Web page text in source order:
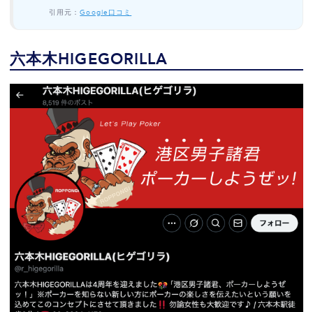
引用元：Google口コミ
六本木HIGEGORILLA